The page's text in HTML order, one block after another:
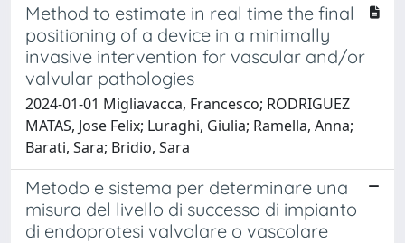
Method to estimate in real time the final
positioning of a device in a minimally
invasive intervention for vascular and/or
valvular pathologies
2024-01-01 Migliavacca, Francesco; RODRIGUEZ
MATAS, Jose Felix; Luraghi, Giulia; Ramella, Anna;
Barati, Sara; Bridio, Sara
Metodo e sistema per determinare una
misura del livello di successo di impianto
di endoprotesi valvolare o vascolare